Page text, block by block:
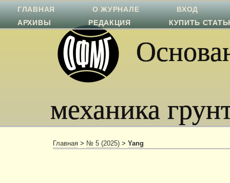
механика
ГЛАВНАЯ О ЖУРНАЛЕ
ВХОД
АРХИВЫ
РЕДАКЦИЯ КУПИТЬ
Главная > № 5 (2025) > Yang